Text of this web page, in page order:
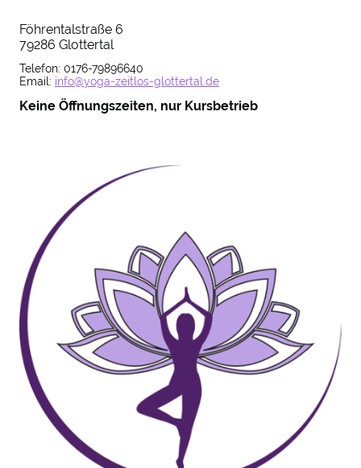
Föhrentalstraße 6
79286 Glottertal
Telefon: 0176-79896640
Email: info@yoga-zeitlos-glottertal.de
Keine Öffnungszeiten, nur Kursbetrieb